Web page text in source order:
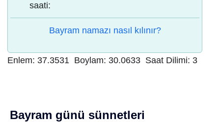
saati:
Bayram namazı nasıl kılınır?
Enlem: 37.3531 Boylam: 30.0633 Saat Dilimi: 3
Bayram günü sünnetleri